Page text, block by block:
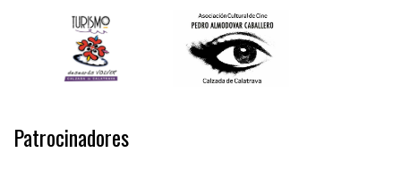
Patrocinadores